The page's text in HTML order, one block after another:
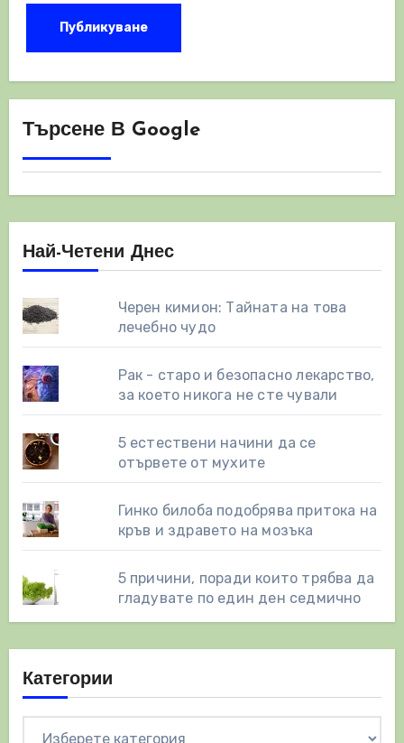
Търсене В Google
Най-Четени Днес
Черен кимион: Тайната на това
лечебно чудо
Рак - старо и безопасно лекарство,
за което никога не сте чували
5 естествени начини да се
отървете от мухите
Гинко билоба подобрява притока на
кръв и здравето на мозъка
5 причини, поради които трябва да
гладувате по един ден седмично
Категории